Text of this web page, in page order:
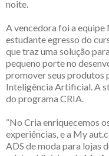
noite.
A vencedora foi a
estudante egresso do
que traz uma solução
pequeno porte no
promover seus produtos
Inteligência Artificial. A
do programa CRIA.
“No Cria enriquecemos
experiências, e a My
ADS de moda para lojas